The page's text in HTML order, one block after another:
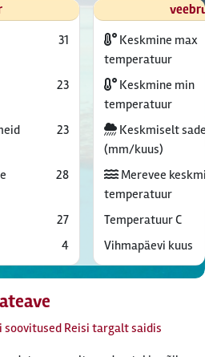
31
23
23
28
27
4
Keskmine max
temperatuur
Keskmine min
temperatuur
Keskmiselt
(mm/kuus)
Merevee
temperatuur
Temperatuur C
Vihmapäevi kuus
Reisi targalt saidis